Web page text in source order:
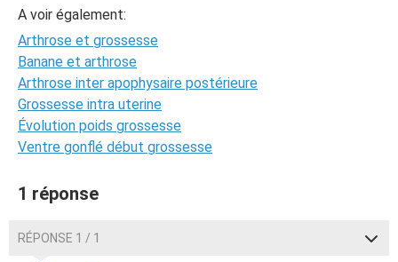
A voir également:
Arthrose et grossesse
Banane et arthrose
Arthrose inter apophysaire postérieure
Grossesse intra uterine
Évolution poids grossesse
Ventre gonflé début grossesse
1 réponse
RÉPONSE 1 / 1